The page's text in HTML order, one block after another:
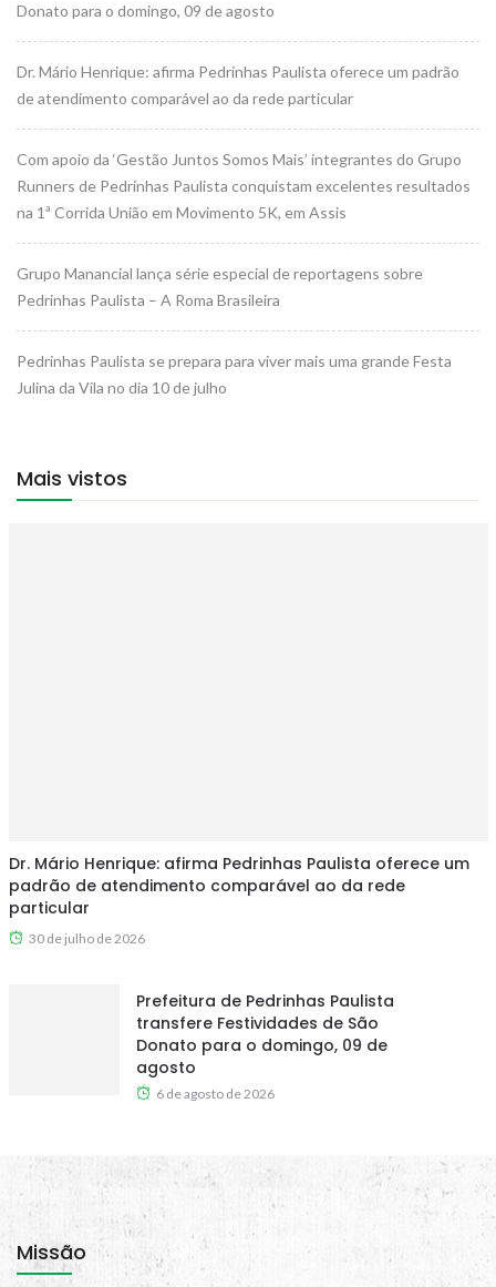
Donato para o domingo, 09 de agosto
Dr. Mário Henrique: afirma Pedrinhas Paulista oferece um padrão
de atendimento comparável ao da rede particular
Com apoio da ‘Gestão Juntos Somos Mais’ integrantes do Grupo
Runners de Pedrinhas Paulista conquistam excelentes resultados
na 1ª Corrida União em Movimento 5K, em Assis
Grupo Manancial lança série especial de reportagens sobre
Pedrinhas Paulista – A Roma Brasileira
Pedrinhas Paulista se prepara para viver mais uma grande Festa
Julina da Vila no dia 10 de julho
Mais vistos
Dr. Mário Henrique: afirma Pedrinhas Paulista oferece um
padrão de atendimento comparável ao da rede
particular
30 de julho de 2026
Prefeitura de Pedrinhas Paulista
transfere Festividades de São
Donato para o domingo, 09 de
agosto
6 de agosto de 2026
Missão